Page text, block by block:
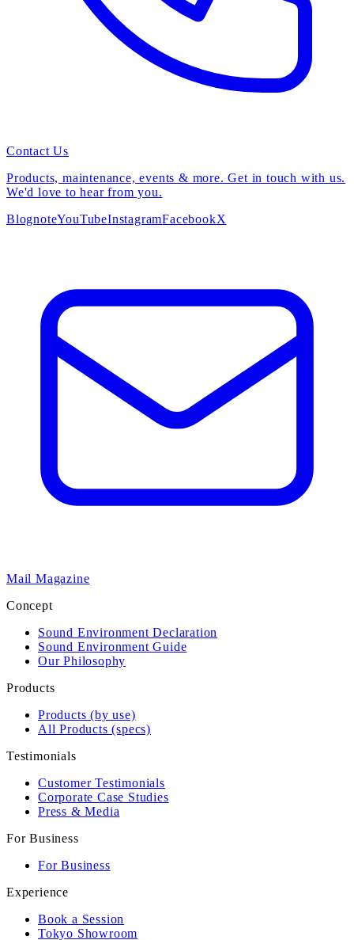
Contact Us
Products, maintenance, events & more. Get in touch with us.
We'd love to hear from you.
BlognoteYouTubeInstagramFacebookX
Mail Magazine
Concept
Sound Environment Declaration
Sound Environment Guide
Our Philosophy
Products
Products (by use)
All Products (specs)
Testimonials
Customer Testimonials
Corporate Case Studies
Press & Media
For Business
For Business
Experience
Book a Session
Tokyo Showroom